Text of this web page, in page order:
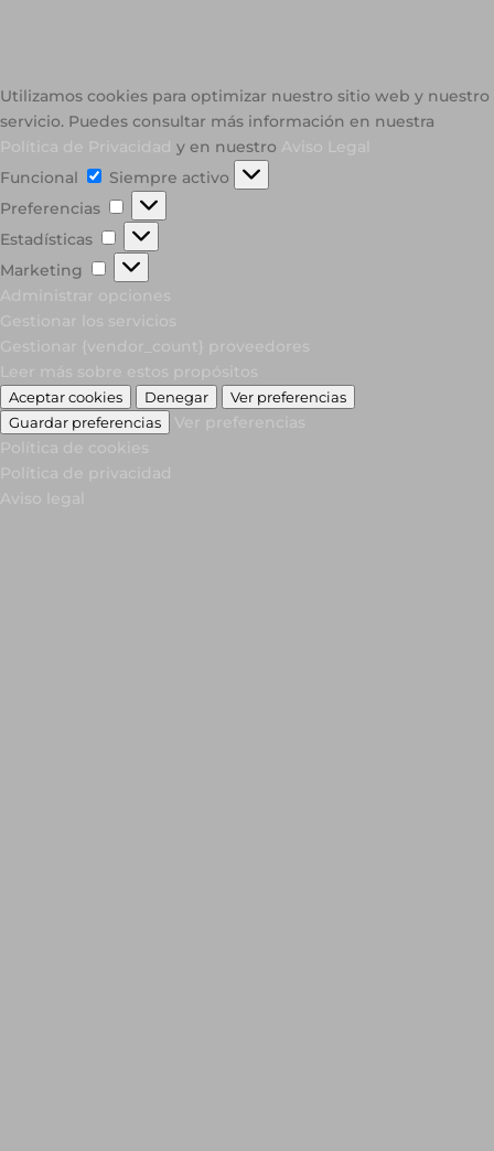
Utilizamos cookies para optimizar nuestro sitio web y nuestro
servicio. Puedes consultar más información en nuestra
y en nuestro
Funcional
Funcional
Siempre activo
Preferencias
Preferencias
Estadísticas
Estadísticas
Marketing
Marketing
Aceptar cookies Denegar
Ver preferencias
Guardar preferencias